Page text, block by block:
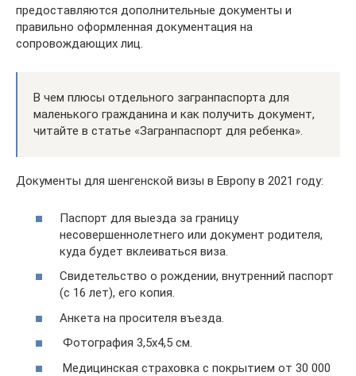
предоставляются дополнительные документы и
правильно оформленная документация на
сопровождающих лиц.
В чем плюсы отдельного загранпаспорта для
маленького гражданина и как получить документ,
читайте в статье «Загранпаспорт для ребенка».
Документы для шенгенской визы в Европу в 2021 году:
Паспорт для выезда за границу
несовершеннолетнего или документ родителя,
куда будет вклеиваться виза.
Свидетельство о рождении, внутренний паспорт
(с 16 лет), его копия.
Анкета на просителя въезда.
Фотография 3,5х4,5 см.
Медицинская страховка с покрытием от 30 000